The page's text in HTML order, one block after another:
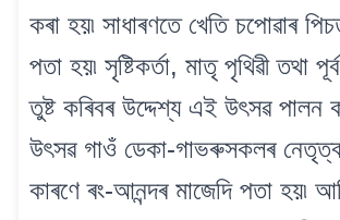
কৰা হয়৷ সাধাৰণতে খেতি চপোৱাৰ
পতা হয়৷ সৃষ্টিকৰ্তা, মাতৃ পৃথিৱী তথা
তুষ্ট কৰিবৰ উদ্দেশ্য এই উৎসৱ পালন
উৎসৱ গাওঁ ডেকা-গাভৰুসকলৰ
কাৰণে ৰং-আনন্দৰ মাজেদি পতা হয়৷